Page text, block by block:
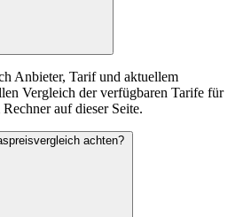
Anbieter, Tarif und aktuellem
Vergleich der verfügbaren Tarife für
auf dieser Seite.
achten?